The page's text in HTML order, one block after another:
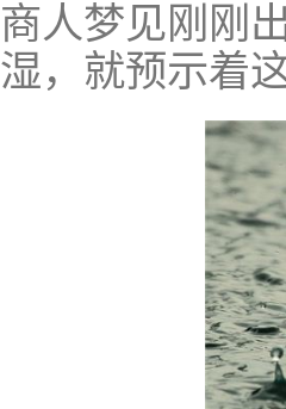
商人梦见刚刚
湿，就预示着